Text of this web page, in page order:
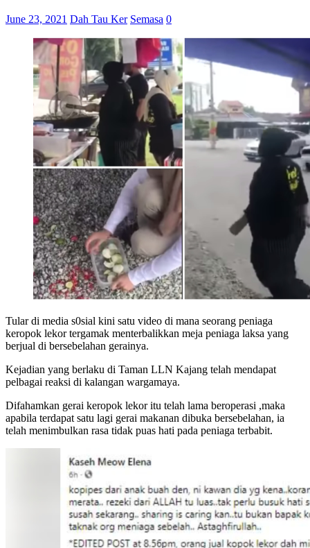
June 23, 2021 Dah Tau Ker Semasa 0
Tular di media s0sial kini satu video di mana seorang peniaga
keropok lekor tergamak menterbalikkan meja peniaga laksa yang
berjual di bersebelahan gerainya.
Kejadian yang berlaku di Taman LLN Kajang telah mendapat
pelbagai reaksi di kalangan wargamaya.
Difahamkan gerai keropok lekor itu telah lama beroperasi ,maka
apabila terdapat satu lagi gerai makanan dibuka bersebelahan, ia
telah menimbulkan rasa tidak puas hati pada peniaga terbabit.